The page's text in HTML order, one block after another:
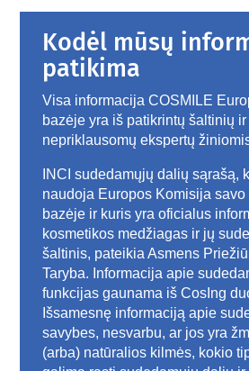
Kodėl mūsų
patikima
Visa informacija COSMILE
bazėje yra iš patikrintų šaltinių
nepriklausomų ekspertų
INCI sudedamųjų dalių sąrašą,
naudoja Europos Komisija savo
bazėje ir kuris yra oficialus
kosmetikos medžiagas ir jų
šaltinis, pateikia Asmens
Taryba. Informacija apie
funkcijas gaunama iš CosIng
Išsamesnę informaciją apie
savybes, nesvarbu, ar jos yra
(arba) natūralios kilmės, kokio